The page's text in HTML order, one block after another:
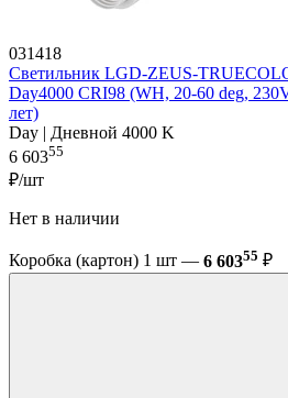
031418
Светильник LGD-ZEUS-
Day4000 CRI98 (WH, 20-60 deg,
лет)
Day | Дневной 4000 K
6 60355
₽/шт
Нет в наличии
Коробка (картон) 1 шт — 6 60355 ₽